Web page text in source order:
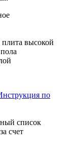
высокой
по
список
счет